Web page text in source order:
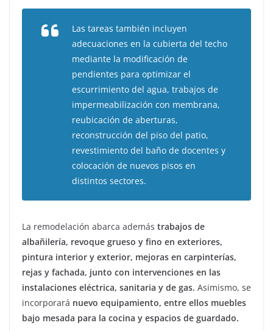
Las tareas también incluyen
adecuaciones en la cubierta del techo
mediante la modificación de
pendientes para optimizar el
escurrimiento del agua, trabajos de
impermeabilización con membrana,
reubicación de aberturas,
reconstrucción del piso del patio,
revestimiento del baño de docentes y
colocación de nuevos pisos en
distintos sectores.
La remodelación abarca además trabajos de
albañilería, revoque grueso y fino en exteriores,
pintura interior y exterior, mejoras en carpinterías,
rejas y fachada, junto con intervenciones en las
instalaciones eléctrica, sanitaria y de gas. Asimismo, se
incorporará nuevo equipamiento, entre ellos muebles
bajo mesada para la cocina y espacios de guardado.